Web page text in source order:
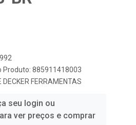
Produto: 885911418003
DECKER FERRAMENTAS
seu login ou
ver preços e comprar